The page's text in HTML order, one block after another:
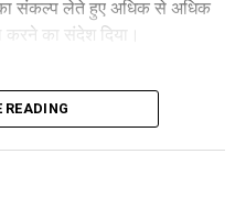
का संकल्प लेते हुए अधिक से अधिक
करने का संदेश दिया।
READING